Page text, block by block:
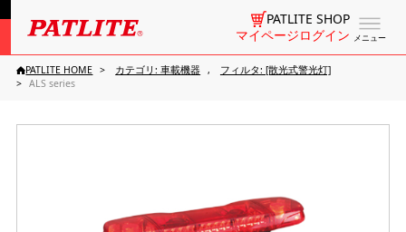
メニュー
PATLITE SHOP
マイページログイン
PATLITE HOME カテゴリ: 車載機器
フィルタ: [散光式警光灯]
ALS series